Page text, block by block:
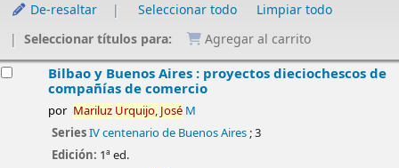
De-resaltar Seleccionar todo
Limpiar todo
Seleccionar títulos para:
Agregar al carrito
Bilbao y Buenos Aires : proyectos dieciochescos de
compañías de comercio
por Mariluz Urquijo, JoséM
SeriesIV centenario de Buenos Aires; 3
Edición: 1ª ed.